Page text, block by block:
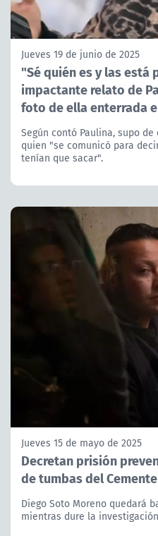
Jueves 19 de junio de 2025
"Sé quién es y las está
impactante relato de
foto de ella enterrada
Según contó Paulina, supo
quien "se comunicó para
tenían que sacar".
Jueves 15 de mayo de 2025
Decretan prisión
de tumbas del
Diego Soto Moreno quedará
mientras dure la